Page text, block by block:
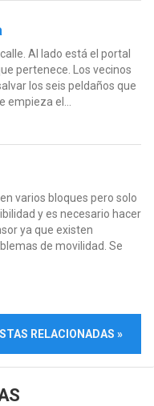
Al lado está el portal
pertenece. Los vecinos
los seis peldaños que
empieza el...
varios bloques pero solo
y es necesario hacer
ya que existen
de movilidad. Se
RELACIONADAS »